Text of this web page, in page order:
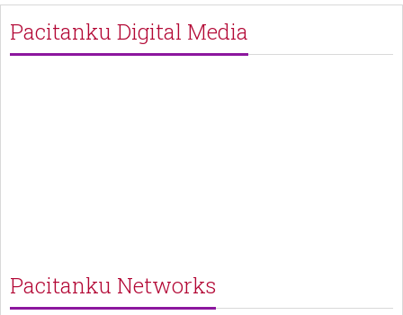
Pacitanku Digital Media
Pacitanku Networks